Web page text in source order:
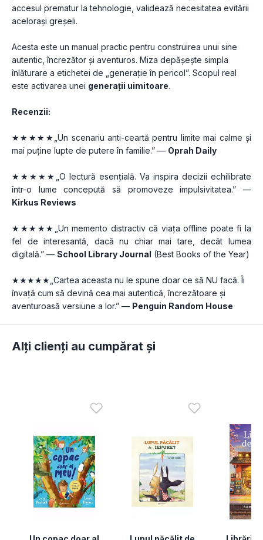
accesul prematur la tehnologie, validează necesitatea evitării
acelorași greșeli.
Acesta este un manual practic pentru construirea unui sine
autentic, încrezător și aventuros. Miza depășește simpla
înlăturare a etichetei de „generație în pericol”. Scopul real
este activarea unei generații uimitoare.
Recenzii:
★★★★★„Un scenariu anti-ceartă pentru limite mai calme și
mai puține lupte de putere în familie.” — Oprah Daily
★★★★★„O lectură esențială. Va inspira decizii echilibrate
Kirkus Reviews
★★★★★„Un memento distractiv că viața offline poate fi la
fel de interesantă, dacă nu chiar mai tare, decât lumea
digitală.” — School Library Journal (Best Books of the Year)
★★★★★„Cartea aceasta nu le spune doar ce să NU facă. Îi
învață cum să devină cea mai autentică, încrezătoare și
aventuroasă versiune a lor.” — Penguin Random House
Alți clienți au cumpărat și